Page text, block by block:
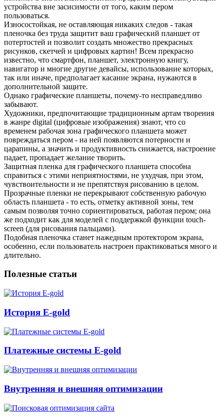
устройства вне засисимости от того, каким пером
пользоваться.
Износостойкая, не оставляющая никаких следов - такая
пленочка без труда защитит ваш графический планшет от
потертостей и позволит создать множество прекрасных
рисунков, скетчей и цифровых картин! Всем прекрасно
известно, что смартфон, планшет, электронную книгу,
навигатор и многие другие девайсы, использование которых,
так или иначе, предполагает касание экрана, нужаются в
дополнительной защите.
Однако графические планшеты, почему-то несправедливо
забывают.
Художники, предпочитающие традиционным артам творения
в жанре digital (цифровые изображения) знают, что со
временем рабочая зона графического планшета может
повреждаться пером - на ней появляются потерности и
царапины, а значить и продуктивность снижается, настроение
падает, пропадает желание творить.
Защитная пленка для графического планшета способна
справиться с этими неприятностями, не ухудчая, при этом,
чувствоительности и не препятствуя рисованию в целом.
Прозрачные пленки не перекрывают собственную рабочую
область планшета - то есть, отметку активной зоны, тем
самым позволяя точно сориентироваться, работая пером; она
же подходит как для моделей с поддержкой функции touch-
screen (для рисования пальцами).
Подобная пленочка станет нажедным протектором экрана,
особенно, если пользователь настроен практиковаться много и
длительно.
Полезные статьи
История E-gold
Платежные системы E-gold
Внутренняя и внешняя оптимизации